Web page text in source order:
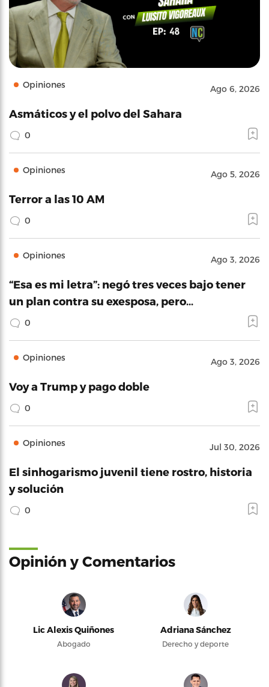
Opiniones Ago 6, 2026
Asmáticos y el polvo del Sahara
0
Opiniones Ago 5, 2026
Terror a las 10 AM
0
Opiniones Ago 3, 2026
“Esa es mi letra”: negó tres veces bajo tener
un plan contra su exesposa, pero…
0
Opiniones Ago 3, 2026
Voy a Trump y pago doble
0
Opiniones Jul 30, 2026
El sinhogarismo juvenil tiene rostro, historia
y solución
0
Opinión y Comentarios
Lic Alexis Quiñones
Abogado
Adriana Sánchez
Derecho y deporte